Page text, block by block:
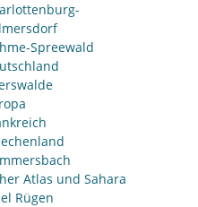
Spreewald
Atlas und Sahara
Rügen